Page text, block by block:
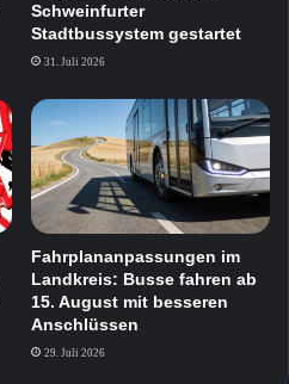
Schweinfurter
Stadtbussystem gestartet
31. Juli 2026
Fahrplananpassungen im
Landkreis: Busse fahren ab
15. August mit besseren
Anschlüssen
29. Juli 2026